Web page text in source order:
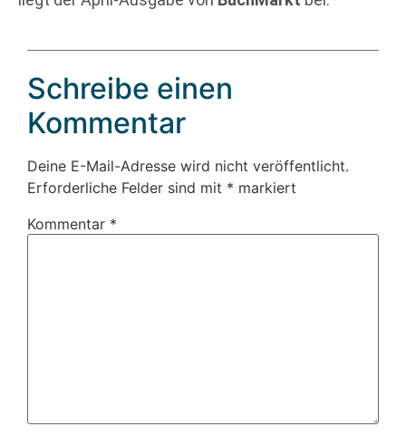
Schreibe einen
Kommentar
Deine E-Mail-Adresse wird nicht veröffentlicht.
Erforderliche Felder sind mit * markiert
Kommentar *